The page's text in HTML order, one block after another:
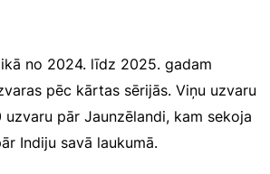
no 2024. līdz 2025. gadam
pēc kārtas sērijās. Viņu uzvaru
uzvaru pār Jaunzēlandi, kam sekoja
Indiju savā laukumā.